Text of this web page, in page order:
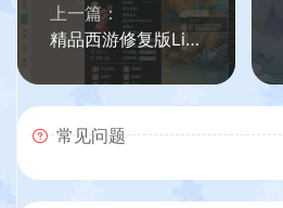
上一篇：
精品西游修复版Linux系统+详细教程
常见问题